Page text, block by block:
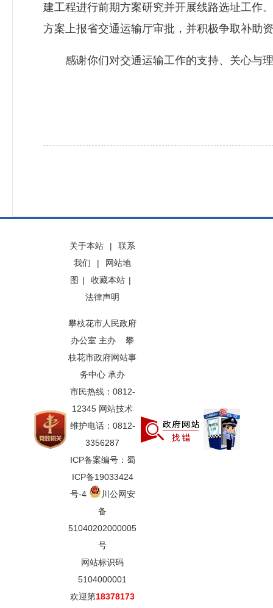
建工程进行前期方案研究并开展线路选址工作
方案上报省交通运输厅审批，并积极争取补助
感谢你们对交通运输工作的支持、关心与理
关于本站 |
联系
我们
|
网站地
图 | 收藏本站 |
法律声明
攀枝花市人民政府
办公室 主办 攀
枝花市政府网站事
务中心 承办
市民热线：0812-
12345 网站技术
维护电话：0812-
3356287
ICP备案编号：蜀
ICP备19033424
号-4
川公网安
备
51040202000005
号
网站标识码
5104000001
欢迎第18378173